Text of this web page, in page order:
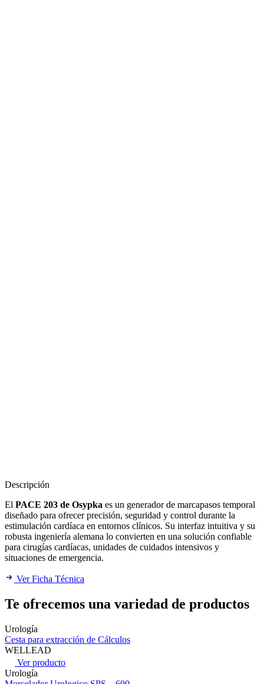
Descripción
El PACE 203 de Osypka es un generador de marcapasos temporal
diseñado para ofrecer precisión, seguridad y control durante la
estimulación cardíaca en entornos clínicos. Su interfaz intuitiva y su
robusta ingeniería alemana lo convierten en una solución confiable
para cirugías cardíacas, unidades de cuidados intensivos y
situaciones de emergencia.
Ver Ficha Técnica
Te ofrecemos una variedad de productos
Urología
Cesta para extracción de Cálculos
WELLEAD
Ver producto
Urología